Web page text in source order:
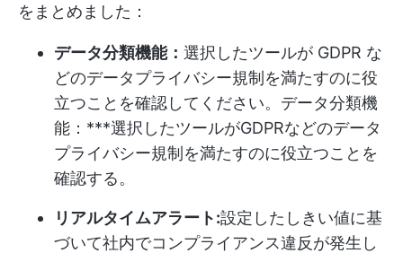
をまとめました：
データ分類機能： 選択したツールが GDPR な
どのデータプライバシー規制を満たすのに役
立つことを確認してください。データ分類機
能：***選択したツールがGDPRなどのデータ
プライバシー規制を満たすのに役立つことを
確認する。
リアルタイムアラート:設定したしきい値に基
づいて社内でコンプライアンス違反が発生し